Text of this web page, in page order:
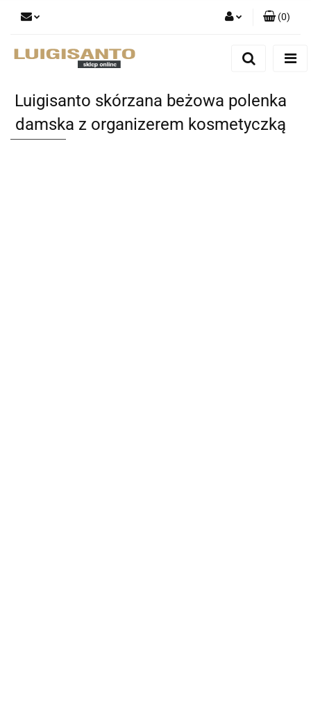
Dodaj zgłoszenie
(0)
Luigisanto skórzana beżowa polenka
damska z organizerem kosmetyczką